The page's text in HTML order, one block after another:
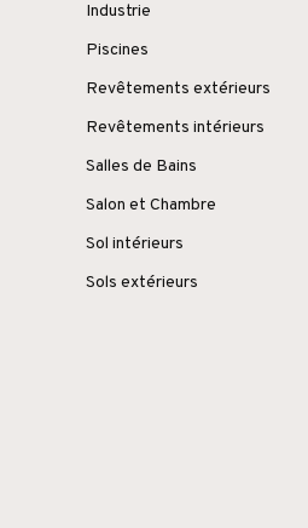
Industrie
Piscines
Revêtements extérieurs
Revêtements intérieurs
Salles de Bains
Salon et Chambre
Sol intérieurs
Sols extérieurs